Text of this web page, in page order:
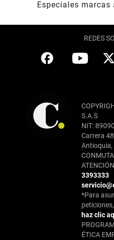
Especiales marcas
REDES
S.A.S
NIT:
Carrera
Antioquia,
3393333
*Para
haz clic
ÉTICA